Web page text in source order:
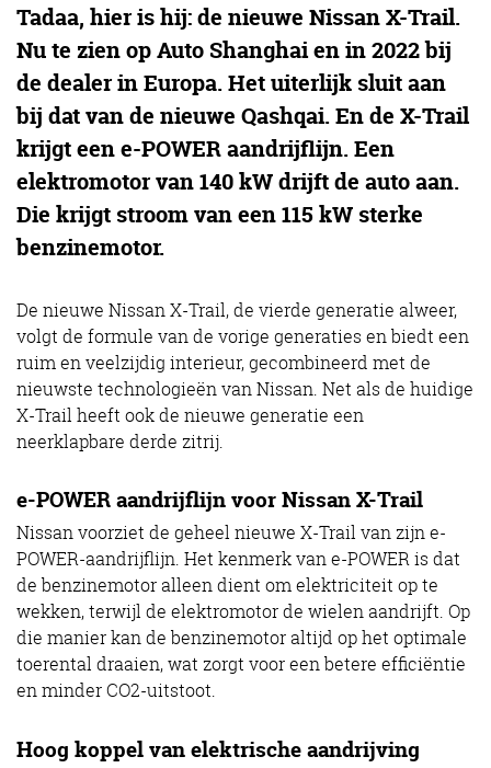
Tadaa, hier is hij: de nieuwe Nissan X-Trail.
Nu te zien op Auto Shanghai en in 2022 bij
de dealer in Europa. Het uiterlijk sluit aan
bij dat van de nieuwe Qashqai. En de X-Trail
krijgt een e-POWER aandrijflijn. Een
elektromotor van 140 kW drijft de auto aan.
Die krijgt stroom van een 115 kW sterke
benzinemotor.
De nieuwe Nissan X-Trail, de vierde generatie alweer,
volgt de formule van de vorige generaties en biedt een
ruim en veelzijdig interieur, gecombineerd met de
nieuwste technologieën van Nissan. Net als de huidige
X-Trail heeft ook de nieuwe generatie een
neerklapbare derde zitrij.
e-POWER aandrijflijn voor Nissan X-Trail
Nissan voorziet de geheel nieuwe X-Trail van zijn e-
POWER-aandrijflijn. Het kenmerk van e-POWER is dat
de benzinemotor alleen dient om elektriciteit op te
wekken, terwijl de elektromotor de wielen aandrijft. Op
die manier kan de benzinemotor altijd op het optimale
toerental draaien, wat zorgt voor een betere efficiëntie
en minder CO2-uitstoot.
Hoog koppel van elektrische aandrijving